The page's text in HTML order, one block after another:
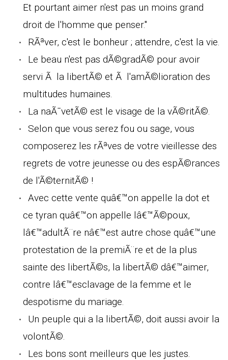
Et pourtant aimer n'est pas un moins grand
droit de l'homme que penser."
RÃªver, c'est le bonheur ; attendre, c'est la vie.
Le beau n'est pas dÃ©gradÃ© pour avoir
servi Ã la libertÃ© et Ã l'amÃ©lioration des
multitudes humaines.
La naÃ¯vetÃ© est le visage de la vÃ©ritÃ©.
Selon que vous serez fou ou sage, vous
composerez les rÃªves de votre vieillesse des
regrets de votre jeunesse ou des espÃ©rances
de l'Ã©ternitÃ© !
Avec cette vente quâ€™on appelle la dot et
ce tyran quâ€™on appelle lâ€™Ã©poux,
lâ€™adultÃ¨re nâ€™est autre chose quâ€™une
protestation de la premiÃ¨re et de la plus
sainte des libertÃ©s, la libertÃ© dâ€™aimer,
contre lâ€™esclavage de la femme et le
despotisme du mariage.
Un peuple qui a la libertÃ©, doit aussi avoir la
volontÃ©.
Les bons sont meilleurs que les justes.